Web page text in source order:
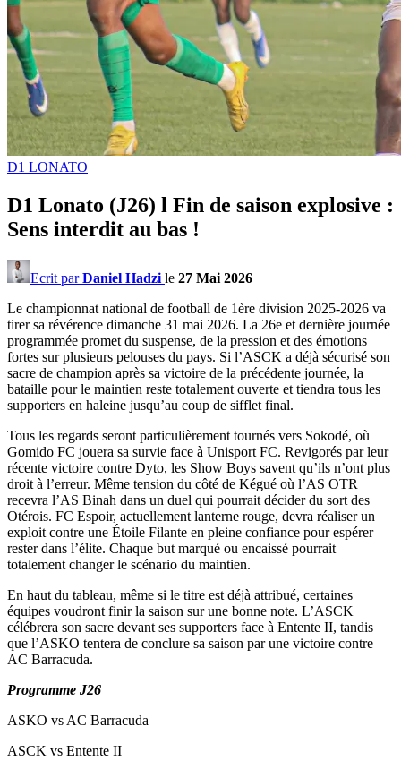
D1 LONATO
D1 Lonato (J26) l Fin de saison explosive :
Sens interdit au bas !
Ecrit parDaniel Hadzi le 27 Mai 2026
Le championnat national de football de 1ère division 2025-2026 va
tirer sa révérence dimanche 31 mai 2026. La 26e et dernière journée
programmée promet du suspense, de la pression et des émotions
fortes sur plusieurs pelouses du pays. Si l’ASCK a déjà sécurisé son
sacre de champion après sa victoire de la précédente journée, la
bataille pour le maintien reste totalement ouverte et tiendra tous les
supporters en haleine jusqu’au coup de sifflet final.
Tous les regards seront particulièrement tournés vers Sokodé, où
Gomido FC jouera sa survie face à Unisport FC. Revigorés par leur
récente victoire contre Dyto, les Show Boys savent qu’ils n’ont plus
droit à l’erreur. Même tension du côté de Kégué où l’AS OTR
recevra l’AS Binah dans un duel qui pourrait décider du sort des
Otérois. FC Espoir, actuellement lanterne rouge, devra réaliser un
exploit contre une Étoile Filante en pleine confiance pour espérer
rester dans l’élite. Chaque but marqué ou encaissé pourrait
totalement changer le scénario du maintien.
En haut du tableau, même si le titre est déjà attribué, certaines
équipes voudront finir la saison sur une bonne note. L’ASCK
célébrera son sacre devant ses supporters face à Entente II, tandis
que l’ASKO tentera de conclure sa saison par une victoire contre
AC Barracuda.
Programme J26
ASKO vs AC Barracuda
ASCK vs Entente II